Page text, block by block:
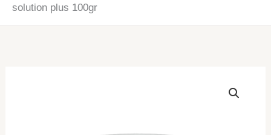
solution plus 100gr